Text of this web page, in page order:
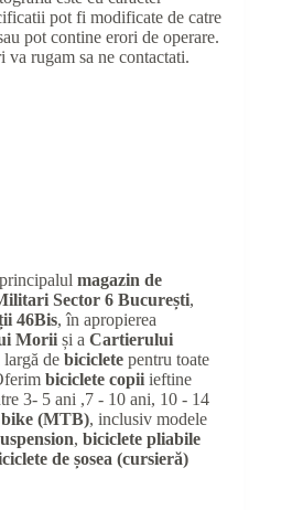
pot fi modificate de catre
pot contine erori de operare.
rugam sa ne contactati.
magazin de
Sector 6 București,
46Bis, în apropierea
Morii și a Cartierului
largă de biciclete pentru toate
biciclete copii ieftine
3- 5 ani ,7 - 10 ani, 10 - 14
(MTB), inclusiv modele
, biciclete pliabile
de șosea (cursieră)